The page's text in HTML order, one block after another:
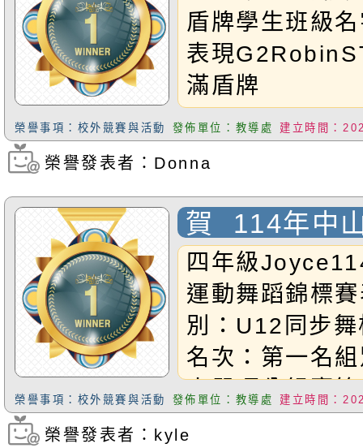
級奧數銅質獎
同學～
牌）名單
盾牌學生班級
表現
滿盾牌
盾牌
牌
牌
牌
牌
盾牌
滿盾牌
榮譽事項：校外競賽與活動 發佈單位：教導處 建立時間：
瀏覽次數：2066
榮譽發表者：Donna
賀 114年中
蹈錦標賽 表
四年級
運動舞蹈錦標
別：U12同步
名次：第一名
人單項分組賽
次：第五名恭
榮譽事項：校外競賽與活動 發佈單位：教導處 建立時間：
瀏覽次數：278
榮譽發表者：kyle